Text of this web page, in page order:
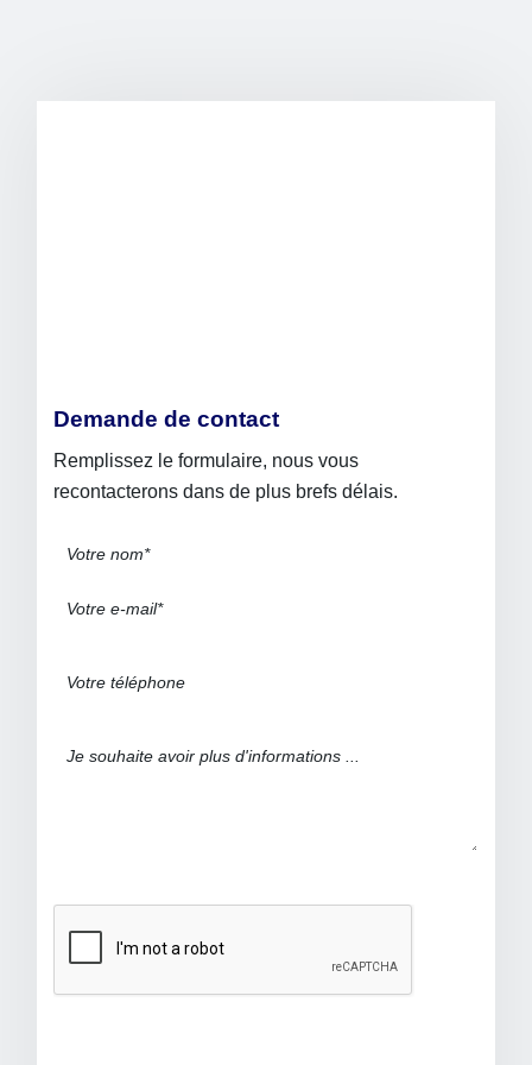
Demande de contact
Remplissez le formulaire, nous vous
recontacterons dans de plus brefs délais.